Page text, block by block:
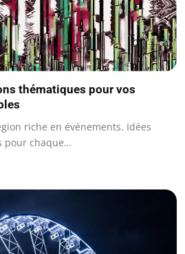
thématiques pour vos
riche en événements. Idées
pour chaque…